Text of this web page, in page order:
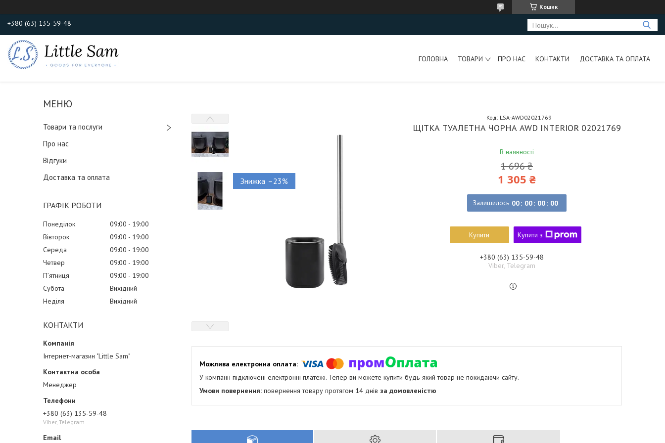
Кошик
+380 (63) 135-59-48
ГОЛОВНА ТОВАРИ ПРО НАС КОНТАКТИ ДОСТАВКА ТА ОПЛАТА
Товари та послуги
Про нас
Відгуки
Доставка та оплата
ГРАФІК РОБОТИ
Понеділок 09:00
19:00
Вівторок
09:00
19:00
Середа
09:00
19:00
Четвер
09:00
19:00
Пʼятниця
09:00
19:00
Субота
Вихідний
Неділя
Вихідний
КОНТАКТИ
Інтернет-магазин "Little Sam"
Менеджер
+380 (63) 135-59-48
Viber, Telegram
–23%
ЩІТКА ТУАЛЕТНА ЧОРНА AWD INTERIOR 02021769
В наявності
Код: LSA-AWD02021769
1 696 ₴
1 305 ₴
Залишилось 00 00 00 00
Купити Купити з
+380 (63) 135-59-48
Viber, Telegram
У компанії підключені електронні платежі. Тепер ви можете купити будь-який товар не покидаючи сайту.
повернення товару протягом 14 днів за домовленістю